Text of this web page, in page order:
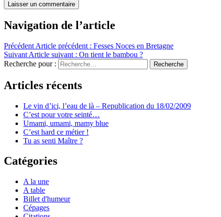
Navigation de l’article
Précédent Article précédent : Fesses Noces en Bretagne
Suivant Article suivant : On tient le bambou ?
Recherche pour :
Recherche
Articles récents
Le vin d’ici, l’eau de là – Republication du 18/02/2009
C’est pour votre seinté…
Umami, umami, mamy blue
C’est hard ce métier !
Tu as senti Maître ?
Catégories
A la une
A table
Billet d'humeur
Cépages